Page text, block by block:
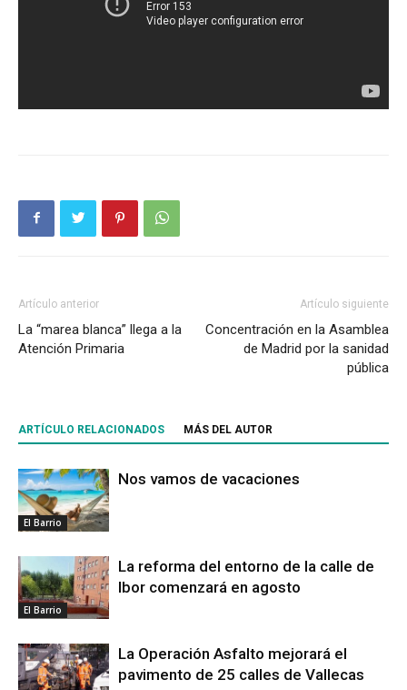
Artículo anterior
La “marea blanca” llega a la
Atención Primaria
Artículo siguiente
Concentración en la Asamblea
de Madrid por la sanidad
pública
ARTÍCULO RELACIONADOS MÁS DEL AUTOR
El Barrio
Nos vamos de vacaciones
El Barrio
La reforma del entorno de la calle de
Ibor comenzará en agosto
La Operación Asfalto mejorará el
pavimento de 25 calles de Vallecas